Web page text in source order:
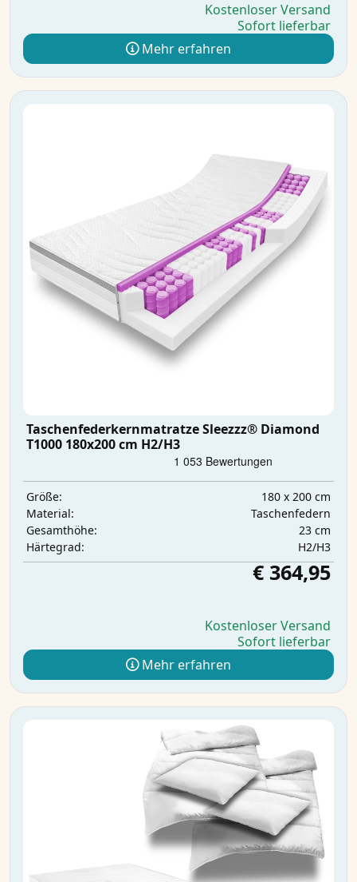
Kostenloser Versand
Sofort lieferbar
Mehr erfahren
Taschenfederkernmatratze Sleezzz® Diamond
T1000 180x200 cm H2/H3
Größe:
180 x 200 cm
Material:
Taschenfedern
Gesamthöhe:
23 cm
Härtegrad:
H2/H3
€ 364,95
Kostenloser Versand
Sofort lieferbar
Mehr erfahren